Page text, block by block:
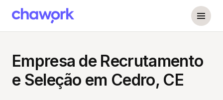
Empresa de Recrutamento
e Seleção em Cedro, CE